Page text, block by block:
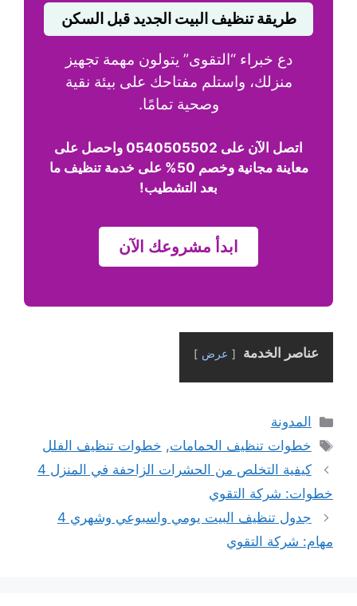
طريقة تنظيف البيت الجديد قبل السكن
دع خبراء “التقوى” يتولون مهمة تجهيز
منزلك، واستلم مفتاحك على بيئة نقية
وصحية تمامًا.
اتصل الآن على 0540505502 واحصل على
معاينة مجانية وخصم 50% على خدمة تنظيف ما
بعد التشطيب!
ابدأ مشروعك الآن
عناصر الخدمة عرض
التصنيفات
المدونة
الوسوم
خطوات تنظيف الحمامات, خطوات تنظيف الفلل
كيفية التخلص من الحشرات الزاحفة في المنزل 4
خطوات: شركة التقوي
جدول تنظيف البيت يومي واسبوعي وشهري 4
مهام: شركة التقوي